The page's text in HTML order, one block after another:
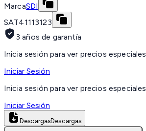
MarcaSDI
SAT41113123
3 años de garantía
Inicia sesión para ver precios especiales
Iniciar Sesión
Inicia sesión para ver precios especiales
Iniciar Sesión
DescargasDescargas